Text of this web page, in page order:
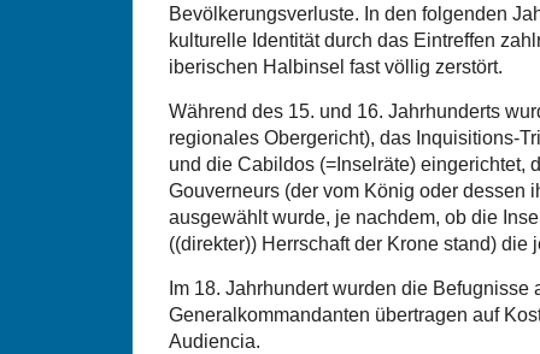
Bevölkerungsverluste. In den folgenden
kulturelle Identität durch das Eintreffen
iberischen Halbinsel fast völlig zerstört.
Während des 15. und 16. Jahrhunderts
regionales Obergericht), das Inquisitions-
und die Cabildos (=Inselräte) eingerichtet,
Gouverneurs (der vom König oder dessen
ausgewählt wurde, je nachdem, ob die
((direkter)) Herrschaft der Krone stand) die
Im 18. Jahrhundert wurden die Befugnisse
Generalkommandanten übertragen auf
Audiencia.